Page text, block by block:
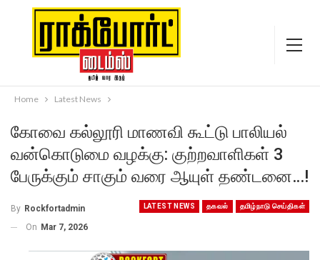
Home Latest News
கோவை கல்லூரி மாணவி கூட்டு பாலியல்
வன்கொடுமை வழக்கு: குற்றவாளிகள் 3
பேருக்கும் சாகும் வரை ஆயுள் தண்டனை…!
LATEST NEWS தகவல் தமிழ்நாடு செய்திகள்
By Rockfortadmin
On Mar 7, 2026